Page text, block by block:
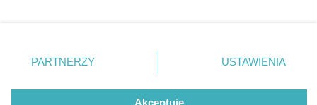
Gliwice
prywatności znajdujący się w lewym dolnym rogu strony
. Niektóre rodzaje przetwarzania danych nie wymagają
zgody użytkownika, ale masz prawo sprzeciwić się
takiemu przetwarzaniu. Preferencje będą miały
PARTNERZY USTAWIENIA
Akceptuję